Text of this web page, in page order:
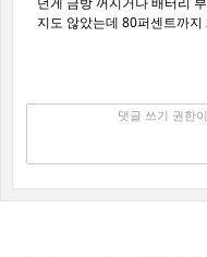
지도 않았는데 80퍼센트까
댓글 쓰기 권한